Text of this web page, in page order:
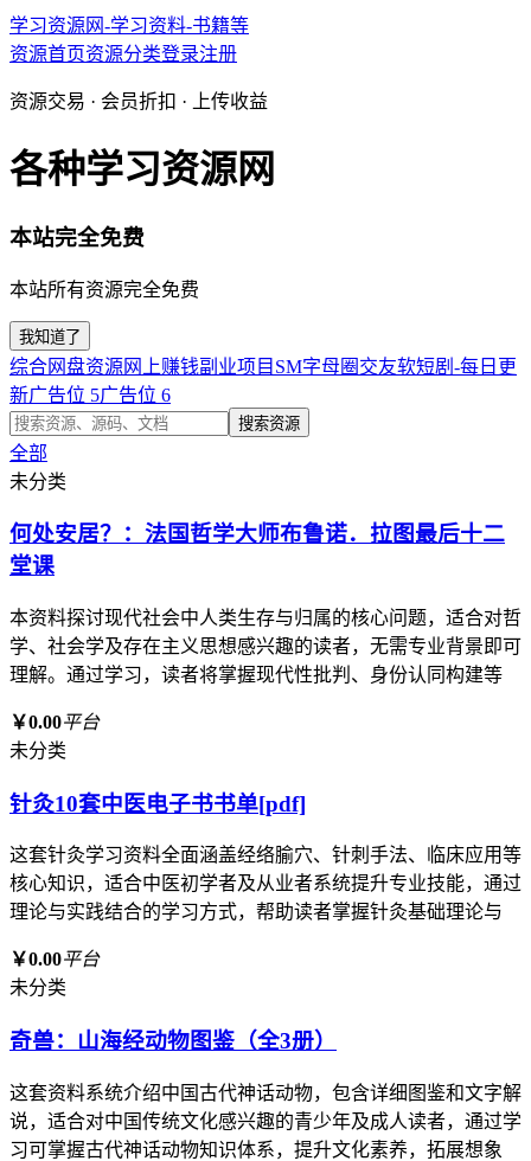
学习资源网-学习资料-书籍等
资源首页资源分类登录注册
资源交易 · 会员折扣 · 上传收益
各种学习资源网
本站完全免费
本站所有资源完全免费
我知道了
综合网盘资源 网上赚钱副业项目 SM字母圈交友软短剧-每日更
新广告位 5广告位 6
搜索资源
全部
未分类
何处安居？：法国哲学大师布鲁诺．拉图最后十二
堂课
本资料探讨现代社会中人类生存与归属的核心问题，适合对哲
学、社会学及存在主义思想感兴趣的读者，无需专业背景即可
理解。通过学习，读者将掌握现代性批判、身份认同构建等
￥0.00平台
未分类
针灸10套中医电子书书单[pdf]
这套针灸学习资料全面涵盖经络腧穴、针刺手法、临床应用等
核心知识，适合中医初学者及从业者系统提升专业技能，通过
理论与实践结合的学习方式，帮助读者掌握针灸基础理论与
￥0.00平台
未分类
奇兽：山海经动物图鉴（全3册）
这套资料系统介绍中国古代神话动物，包含详细图鉴和文字解
说，适合对中国传统文化感兴趣的青少年及成人读者，通过学
习可掌握古代神话动物知识体系，提升文化素养，拓展想象